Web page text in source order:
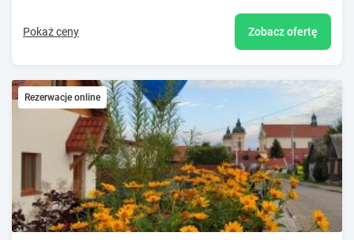
Pokaż ceny Zobacz ofertę
Rezerwacje online